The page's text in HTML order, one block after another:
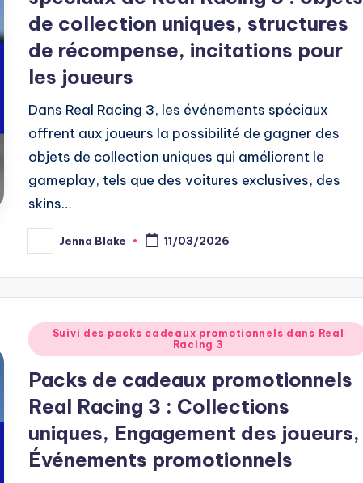
de collection uniques, structures
de récompense, incitations pour
les joueurs
Dans Real Racing 3, les événements spéciaux
offrent aux joueurs la possibilité de gagner des
objets de collection uniques qui améliorent le
gameplay, tels que des voitures exclusives, des
skins…
Posted
by
Jenna Blake 11/03/2026
Posted
in
Suivi des packs cadeaux promotionnels dans Real
Racing 3
Packs de cadeaux promotionnels
Real Racing 3 : Collections
uniques, Engagement des joueurs,
Événements promotionnels